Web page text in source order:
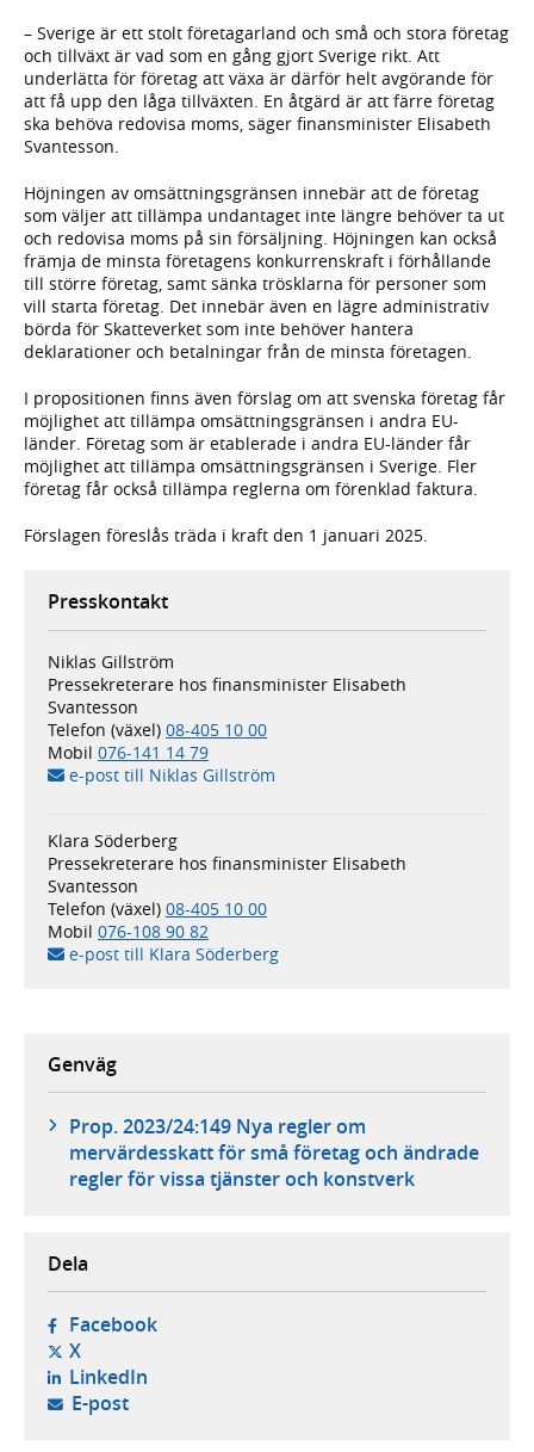
– Sverige är ett stolt företagarland och små och stora företag
och tillväxt är vad som en gång gjort Sverige rikt. Att
underlätta för företag att växa är därför helt avgörande för
att få upp den låga tillväxten. En åtgärd är att färre företag
ska behöva redovisa moms, säger finansminister Elisabeth
Svantesson.
Höjningen av omsättningsgränsen innebär att de företag
som väljer att tillämpa undantaget inte längre behöver ta ut
och redovisa moms på sin försäljning. Höjningen kan också
främja de minsta företagens konkurrenskraft i förhållande
till större företag, samt sänka trösklarna för personer som
vill starta företag. Det innebär även en lägre administrativ
börda för Skatteverket som inte behöver hantera
deklarationer och betalningar från de minsta företagen.
I propositionen finns även förslag om att svenska företag får
möjlighet att tillämpa omsättningsgränsen i andra EU-
länder. Företag som är etablerade i andra EU-länder får
möjlighet att tillämpa omsättningsgränsen i Sverige. Fler
företag får också tillämpa reglerna om förenklad faktura.
Förslagen föreslås träda i kraft den 1 januari 2025.
Presskontakt
Niklas Gillström
Pressekreterare hos finansminister Elisabeth
Svantesson
Telefon (växel) 08-405 10 00
Mobil 076-141 14 79
e-post till Niklas Gillström
Klara Söderberg
Pressekreterare hos finansminister Elisabeth
Svantesson
Telefon (växel) 08-405 10 00
Mobil 076-108 90 82
e-post till Klara Söderberg
Genväg
Prop. 2023/24:149 Nya regler om
mervärdesskatt för små företag och ändrade
regler för vissa tjänster och konstverk
Dela
Facebook- öppnas i ny flik, extern webbplats,
X- öppnas i ny flik, extern webbplats,
LinkedIn- öppnas i ny flik, extern webbplats,
E-post- öppnar din e-postklient,